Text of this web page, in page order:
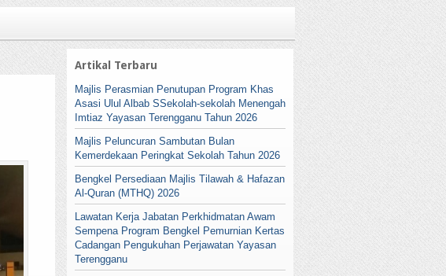
Artikal Terbaru
Majlis Perasmian Penutupan Program Khas
Asasi Ulul Albab SSekolah-sekolah Menengah
Imtiaz Yayasan Terengganu Tahun 2026
Majlis Peluncuran Sambutan Bulan
Kemerdekaan Peringkat Sekolah Tahun 2026
Bengkel Persediaan Majlis Tilawah & Hafazan
Al-Quran (MTHQ) 2026
Lawatan Kerja Jabatan Perkhidmatan Awam
Sempena Program Bengkel Pemurnian Kertas
Cadangan Pengukuhan Perjawatan Yayasan
Terengganu